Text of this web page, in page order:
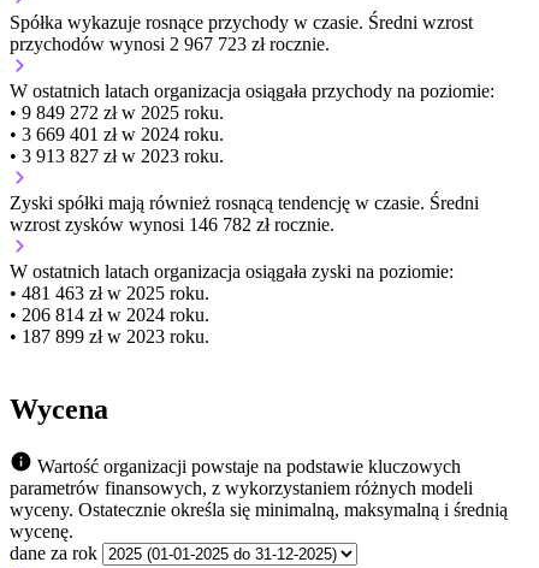
Spółka wykazuje rosnące przychody w czasie. Średni wzrost
przychodów wynosi 2 967 723 zł rocznie.
W ostatnich latach organizacja osiągała przychody na poziomie:
• 9 849 272 zł w 2025 roku.
• 3 669 401 zł w 2024 roku.
• 3 913 827 zł w 2023 roku.
Zyski spółki mają również rosnącą tendencję w czasie. Średni
wzrost zysków wynosi 146 782 zł rocznie.
W ostatnich latach organizacja osiągała zyski na poziomie:
• 481 463 zł w 2025 roku.
• 206 814 zł w 2024 roku.
• 187 899 zł w 2023 roku.
Wycena
Wartość organizacji powstaje na podstawie kluczowych
parametrów finansowych, z wykorzystaniem różnych modeli
wyceny. Ostatecznie określa się minimalną, maksymalną i średnią
wycenę.
dane za rok